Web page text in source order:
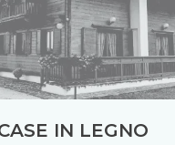
IN LEGNO